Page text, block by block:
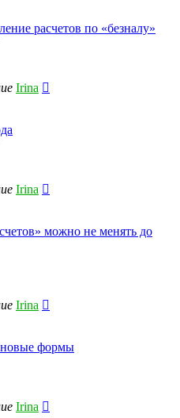
расчетов по «безналу»
Irina
Irina
можно не менять до
Irina
новые формы
Irina